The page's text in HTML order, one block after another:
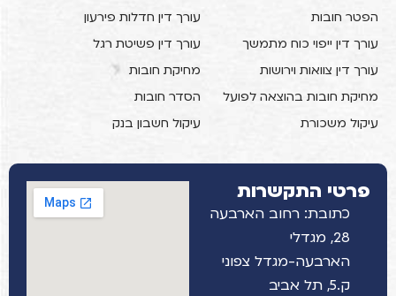
הפטר חובות
עורך דין חדלות פירעון
עורך דין ייפוי כוח מתמשך
עורך דין פשיטת רגל
עורך דין צוואות וירושות
מחיקת חובות
מחיקת חובות בהוצאה לפועל
הסדר חובות
עיקול משכורת
עיקול חשבון בנק
פרטי התקשרות
כתובת: רחוב הארבעה
28, מגדלי
הארבעה-מגדל צפוני
ק.5, תל אביב